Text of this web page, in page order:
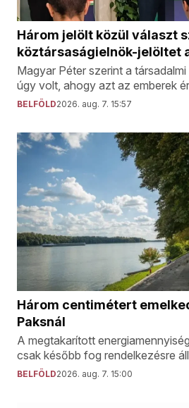
Három jelölt közül választ
köztársaságielnök-jelöltet
Magyar Péter szerint a
úgy volt, ahogy azt az emberek
BELFÖLD2026. aug. 7. 15:57
Három centimétert
Paksnál
A megtakarított
csak később fog rendelkezésre
BELFÖLD2026. aug. 7. 15:00